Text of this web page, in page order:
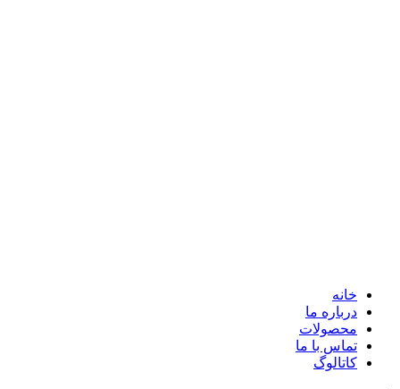
خانه
درباره ما
محصولات
تماس با ما
کاتالوگ